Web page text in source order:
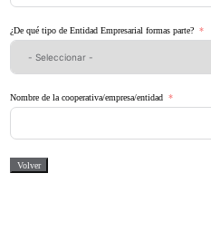
¿De qué tipo de Entidad Empresarial formas parte?
Nombre de la cooperativa/empresa/entidad
Volver